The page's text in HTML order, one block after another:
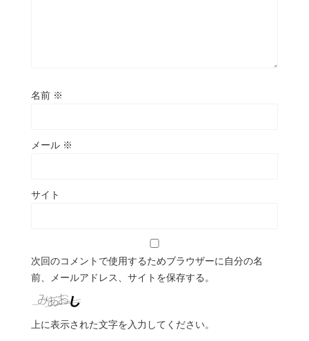
名前 ※
メール ※
サイト
次回のコメントで使用するためブラウザーに自分の名
前、メールアドレス、サイトを保存する。
上に表示された文字を入力してください。